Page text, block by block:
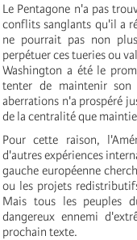
Le Pentagone n'a pas
conflits sanglants qu'il a
ne pourrait pas non
perpétuer ces tueries ou
Washington a été le
tenter de maintenir son
aberrations n'a prospéré
de la centralité que
Pour cette raison,
d'autres expériences
gauche européenne
ou les projets
Mais tous les peuples
dangereux ennemi
prochain texte.